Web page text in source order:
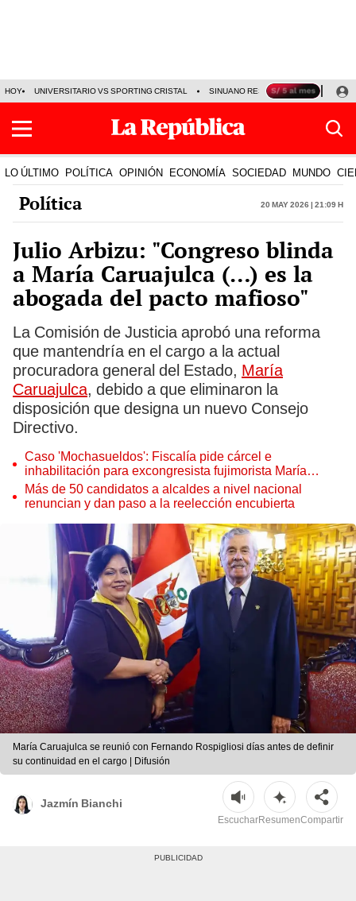
HOY UNIVERSITARIO VS SPORTING CRISTAL SINUANO RESULTADOS HOY
LO ÚLTIMO POLÍTICA OPINIÓN ECONOMÍA SOCIEDAD MUNDO
Política 20 May 2026 | 21:09 h
Julio Arbizu: "Congreso blinda
a María Caruajulca (…) es la
abogada del pacto mafioso"
La Comisión de Justicia aprobó una reforma
que mantendría en el cargo a la actual
procuradora general del Estado, María
Caruajulca, debido a que eliminaron la
disposición que designa un nuevo Consejo
Directivo.
Caso 'Mochasueldos': Fiscalía pide cárcel e
inhabilitación para excongresista fujimorista María
Cordero Jon Tay
Más de 50 candidatos a alcaldes a nivel nacional
renuncian y dan paso a la reelección encubierta
María Caruajulca se reunió con Fernando Rospigliosi días antes de definir
su continuidad en el cargo | Difusión
Jazmín Bianchi
EscucharResumenCompartir